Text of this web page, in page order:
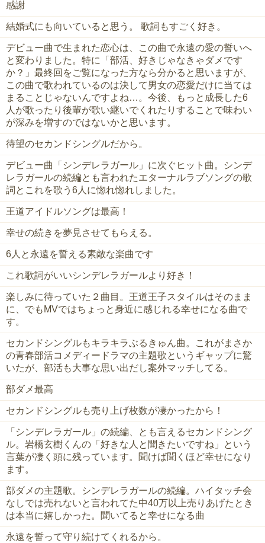
感謝
結婚式にも向いていると思う。 歌詞もすごく好き。
デビュー曲で生まれた恋心は、この曲で永遠の愛の誓いへ
と変わりました。特に「部活、好きじゃなきゃダメです
か？」最終回をご覧になった方なら分かると思いますが、
この曲で歌われているのは決して男女の恋愛だけに当ては
まることじゃないんですよね…。今後、もっと成長した6
人が歌ったり後輩が歌い継いでくれたりすることで味わい
が深みを増すのではないかと思います。
待望のセカンドシングルだから。
デビュー曲「シンデレラガール」に次ぐヒット曲。シンデ
レラガールの続編とも言われたエターナルラブソングの歌
詞とこれを歌う6人に惚れ惚れしました。
王道アイドルソングは最高！
幸せの続きを夢見させてもらえる。
6人と永遠を誓える素敵な楽曲です
これ歌詞がいいシンデレラガールより好き！
楽しみに待っていた２曲目。王道王子スタイルはそのまま
に、でもMVではちょっと身近に感じれる幸せになる曲で
す。
セカンドシングルもキラキラぶるきゅん曲。これがまさか
の青春部活コメディードラマの主題歌というギャップに驚
いたが、部活も大事な思い出だし案外マッチしてる。
部ダメ最高
セカンドシングルも売り上げ枚数が凄かったから！
「シンデレラガール」の続編、とも言えるセカンドシング
ル。岩橋玄樹くんの「好きな人と聞きたいですね」という
言葉が凄く頭に残っています。聞けば聞くほど幸せになり
ます。
部ダメの主題歌。シンデレラガールの続編。ハイタッチ会
なしでは売れないと言われてた中40万以上売りあげたとき
は本当に嬉しかった。聞いてると幸せになる曲
永遠を誓って守り続けてくれるから。